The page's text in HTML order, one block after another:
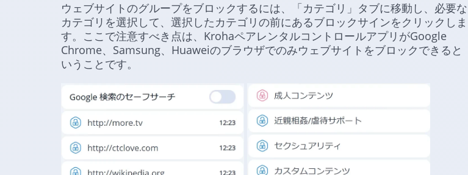
ウェブサイトのグループをブロックするには、「カテゴリ」タブに移動し、必要な
カテゴリを選択して、選択したカテゴリの前にあるブロックサインをクリックしま
す。ここで注意すべき点は、KrohaペアレンタルコントロールアプリがGoogle
Chrome、Samsung、Huaweiのブラウザでのみウェブサイトをブロックできると
いうことです。